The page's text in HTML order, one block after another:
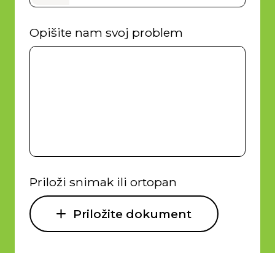
Opišite nam svoj problem
Priloži snimak ili ortopan
Priložite dokument